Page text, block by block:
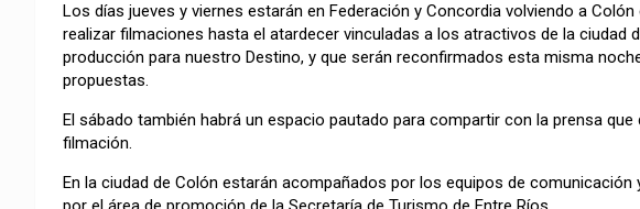
Los días jueves y viernes estarán en Federación y Concordia volviendo a
realizar filmaciones hasta el atardecer vinculadas a los atractivos de la ciudad
producción para nuestro Destino, y que serán reconfirmados esta misma
propuestas.
El sábado también habrá un espacio pautado para compartir con la prensa
filmación.
En la ciudad de Colón estarán acompañados por los equipos de